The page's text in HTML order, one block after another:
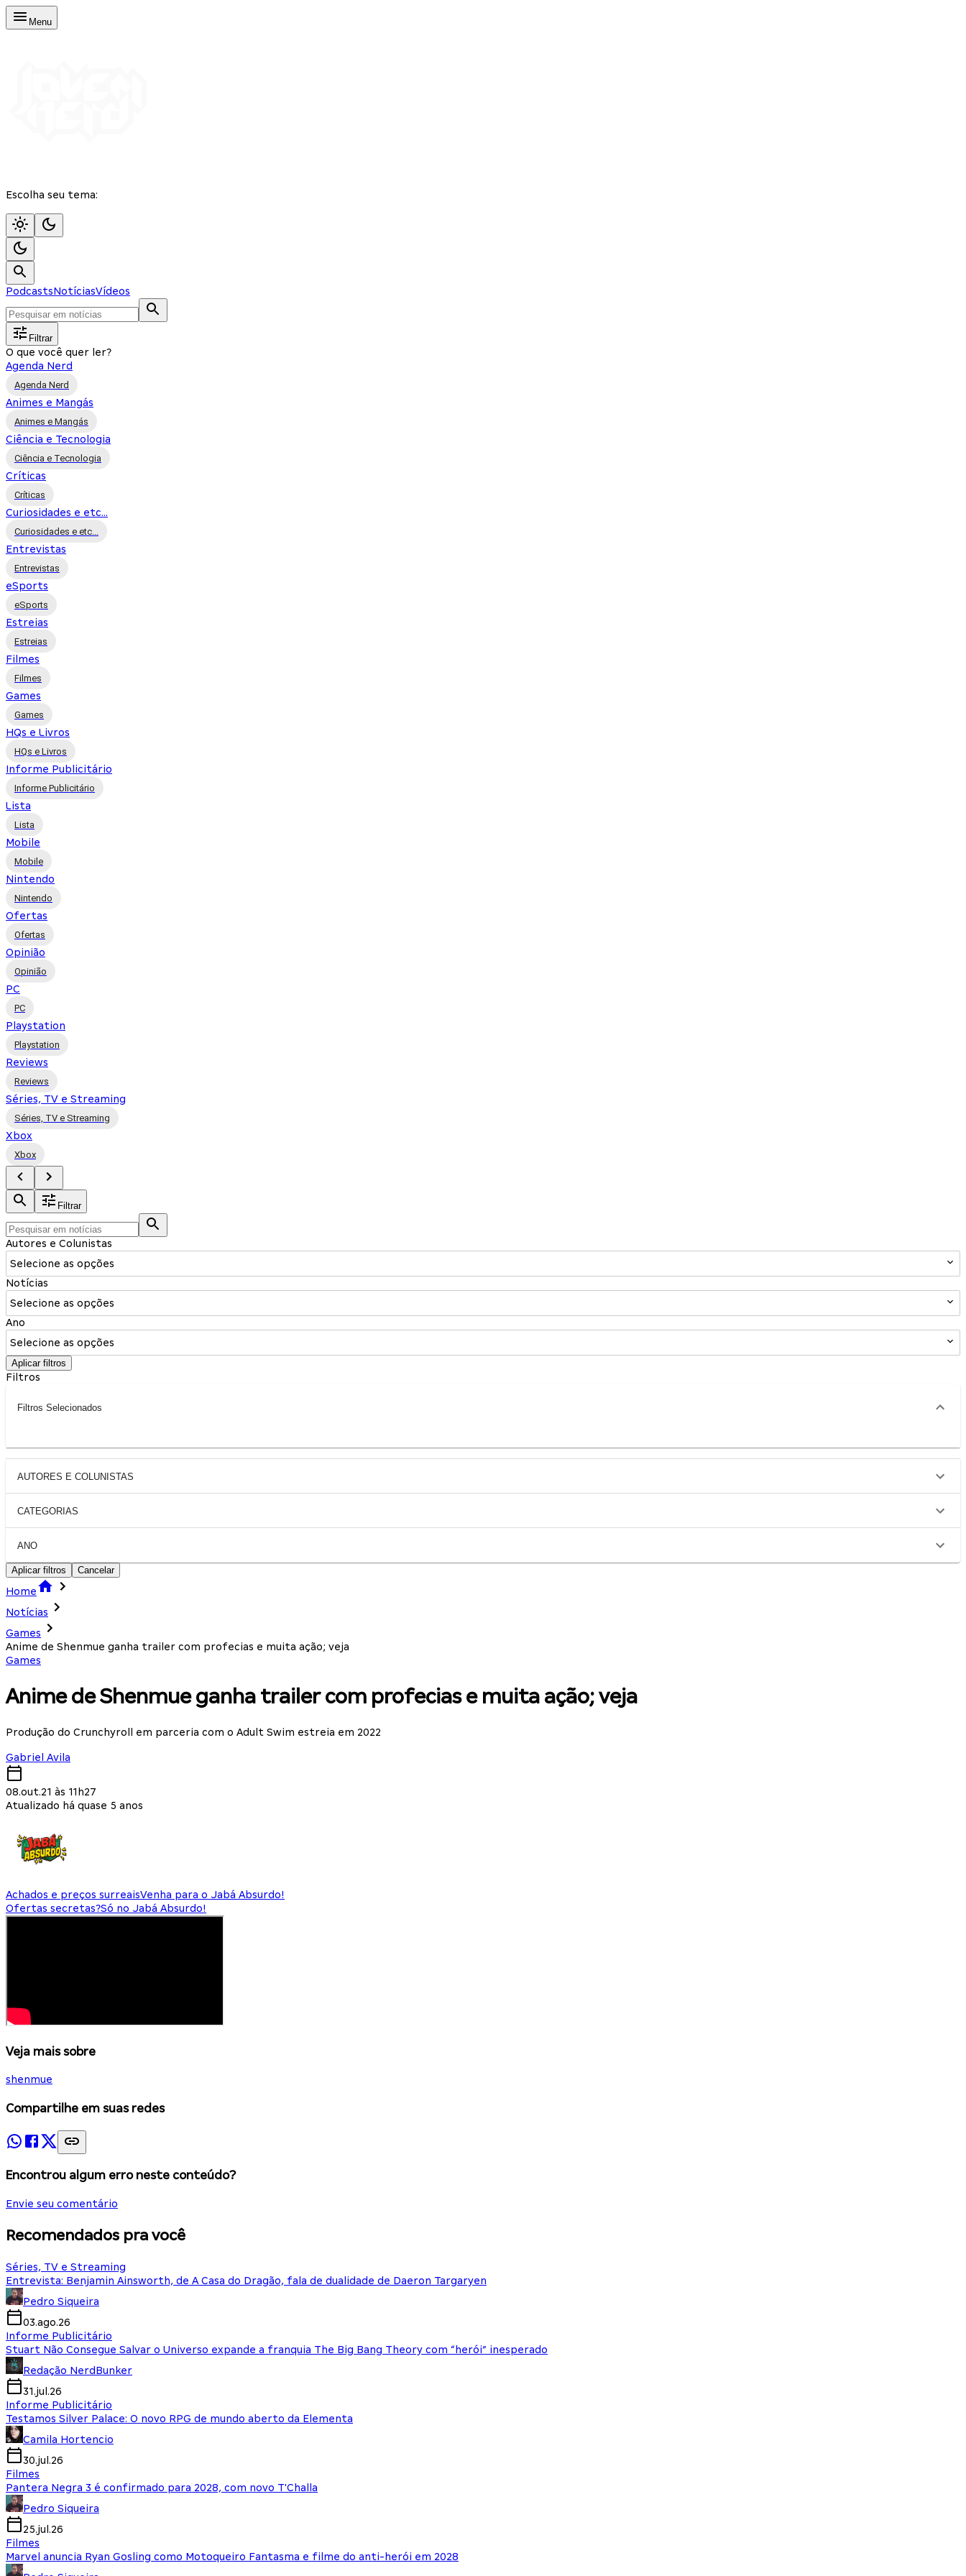
Menu
Escolha seu tema:
PodcastsNotíciasVídeos
Filtrar
O que você quer ler?
Agenda Nerd
Agenda Nerd
Animes e Mangás
Animes e Mangás
Ciência e Tecnologia
Ciência e Tecnologia
Críticas
Críticas
Curiosidades e etc...
Curiosidades e etc...
Entrevistas
Entrevistas
eSports
eSports
Estreias
Estreias
Filmes
Filmes
Games
Games
HQs e Livros
HQs e Livros
Informe Publicitário
Informe Publicitário
Lista
Lista
Mobile
Mobile
Nintendo
Nintendo
Ofertas
Ofertas
Opinião
Opinião
PC
PC
Playstation
Playstation
Reviews
Reviews
Séries, TV e Streaming
Séries, TV e Streaming
Xbox
Xbox
Filtrar
Autores e Colunistas
Selecione as opções
Notícias
Selecione as opções
Ano
Selecione as opções
Aplicar filtros
Filtros
Filtros Selecionados
AUTORES E COLUNISTAS
CATEGORIAS
ANO
Aplicar filtros Cancelar
Home
Notícias
Games
Anime de Shenmue ganha trailer com profecias e muita ação; veja
Games
Anime de Shenmue ganha trailer com profecias e muita ação; veja
Produção do Crunchyroll em parceria com o Adult Swim estreia em 2022
Gabriel Avila
08.out.21 às 11h27
Atualizado há quase 5 anos
Achados e preços surreaisVenha para o Jabá Absurdo!
Ofertas secretas?Só no Jabá Absurdo!
Veja mais sobre
shenmue
Compartilhe em suas redes
Encontrou algum erro neste conteúdo?
Envie seu comentário
Recomendados pra você
Séries, TV e Streaming
Entrevista: Benjamin Ainsworth, de A Casa do Dragão, fala de dualidade de Daeron Targaryen
Pedro Siqueira
03.ago.26
Informe Publicitário
Stuart Não Consegue Salvar o Universo expande a franquia The Big Bang Theory com “herói” inesperado
Redação NerdBunker
31.jul.26
Informe Publicitário
Testamos Silver Palace: O novo RPG de mundo aberto da Elementa
Camila Hortencio
30.jul.26
Filmes
Pantera Negra 3 é confirmado para 2028, com novo T'Challa
Pedro Siqueira
25.jul.26
Filmes
Marvel anuncia Ryan Gosling como Motoqueiro Fantasma e filme do anti-herói em 2028